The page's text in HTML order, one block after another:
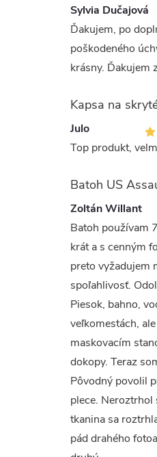
Sylvia Dučajová
Ďakujem, po
poškodeného
krásny. Ďakujem
Julo
Top produkt,
Zoltán Willant
Batoh používam
krát a s cenným
preto vyžadujem
spoľahlivosť.
Piesok, bahno,
veľkomestách,
maskovacím
dokopy. Teraz
Pôvodný povolil
plece. Neroztrhol
tkanina sa
pád drahého